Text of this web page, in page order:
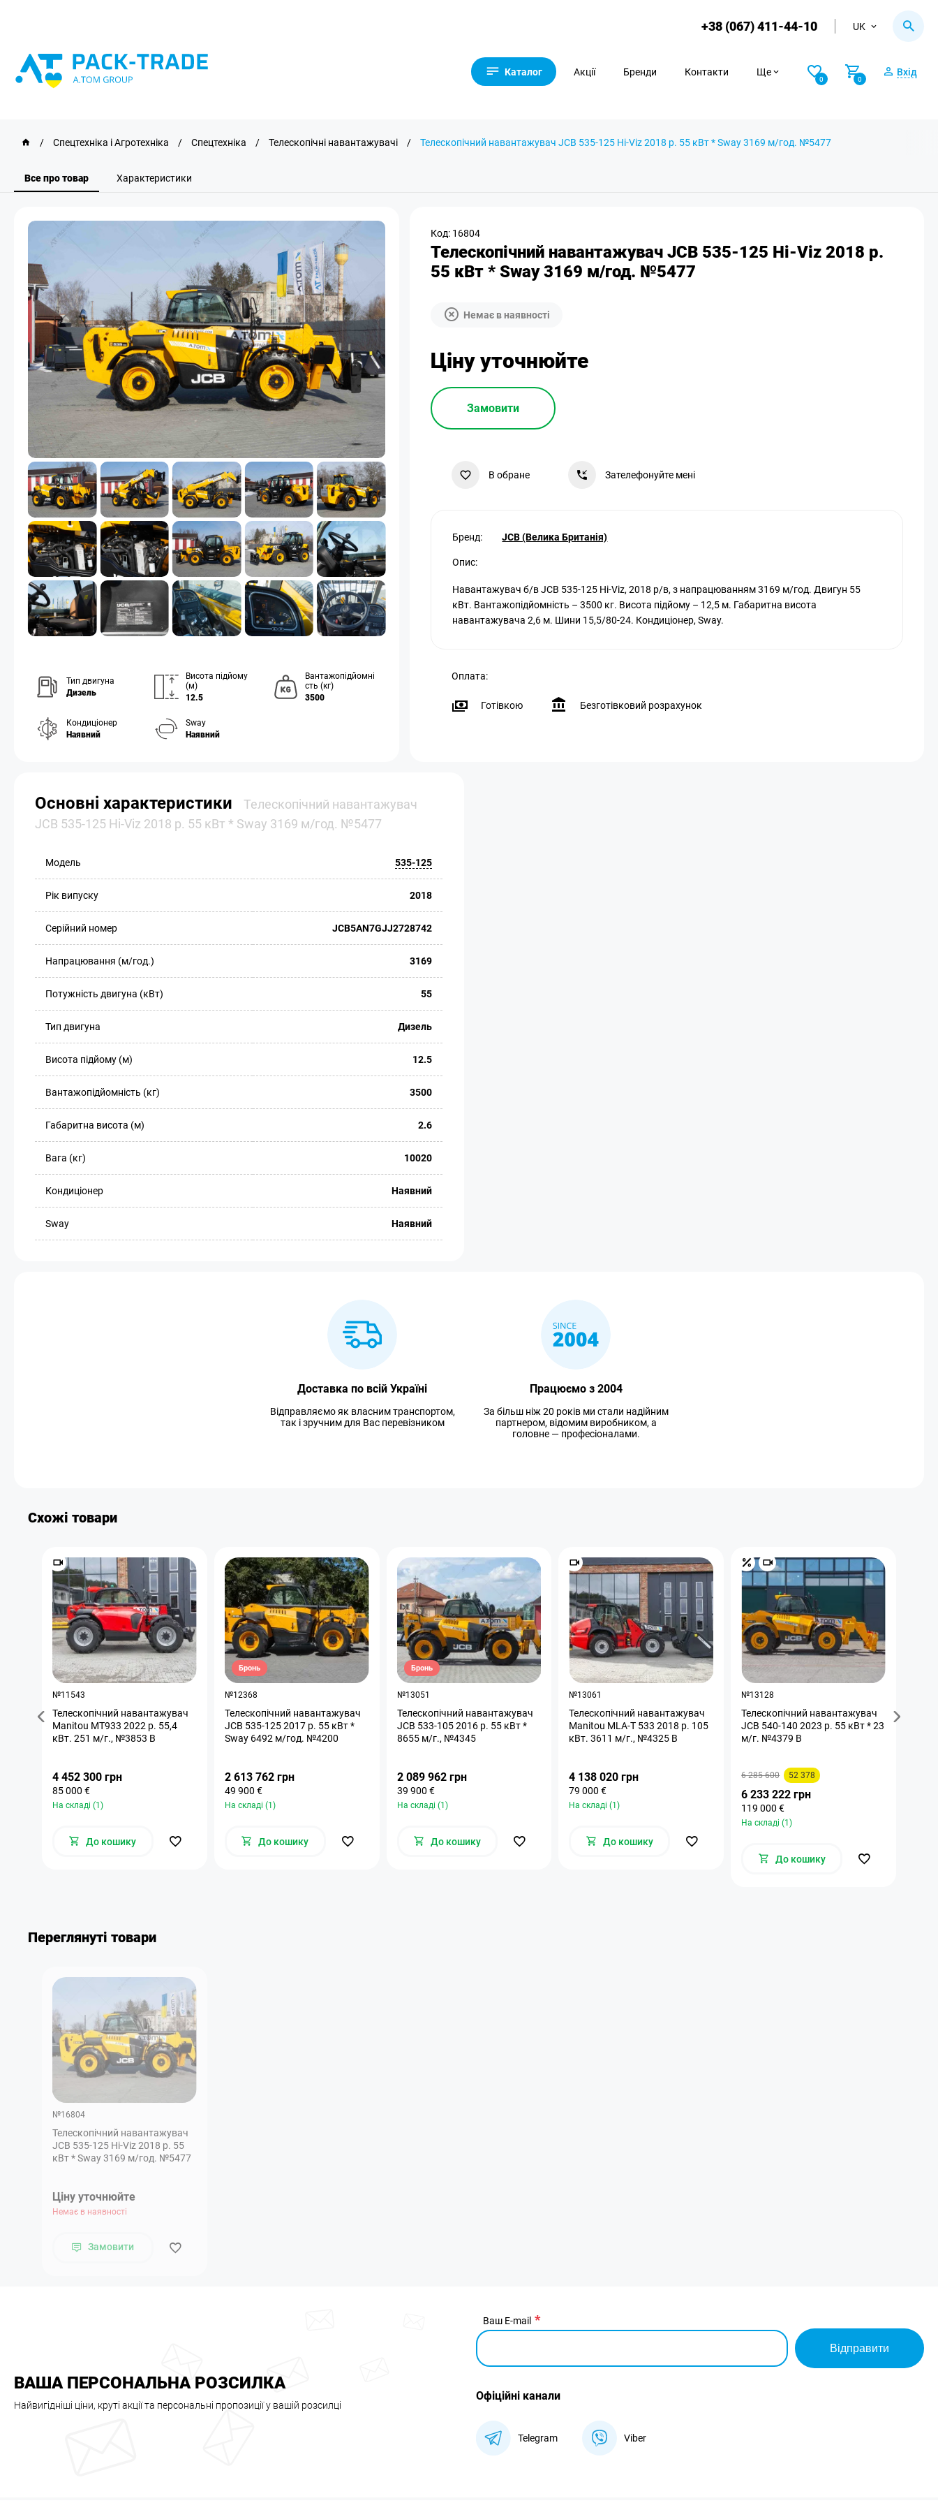
+38 (067) 411-44-10 UK
Каталог Акції Бренди Контакти Ще
0 0
Вхід
/ Спецтехніка і Агротехніка / Спецтехніка / Телескопічні навантажувачі / Телескопічний навантажувач JCB 535-125 Hi-Viz 2018 р. 55 кВт * Sway 3169 м/год. №5477
Все про товар Характеристики
Тип двигуна
Дизель
Висота підйому
(м)
12.5
Вантажопідйомні
сть (кг)
3500
Кондиціонер
Наявний
Sway
Наявний
Код: 16804
Телескопічний навантажувач JCB 535-125 Hi-Viz 2018 р.
55 кВт * Sway 3169 м/год. №5477
Немає в наявності
Ціну уточнюйте
Замовити
В обране Зателефонуйте мені
Бренд: JCB (Велика Британія)
Опис:
Навантажувач б/в JCB 535-125 Hi-Viz, 2018 р/в, з напрацюванням 3169 м/год. Двигун 55
кВт. Вантажопідйомність – 3500 кг. Висота підйому – 12,5 м. Габаритна висота
навантажувача 2,6 м. Шини 15,5/80-24. Кондиціонер, Sway.
Оплата:
Готівкою Безготівковий розрахунок
Основні характеристики
Телескопічний навантажувач
JCB 535-125 Hi-Viz 2018 р. 55 кВт * Sway 3169 м/год. №5477
Модель 535-125
Рік випуску 2018
Серійний номер JCB5AN7GJJ2728742
Напрацювання (м/год.) 3169
Потужність двигуна (кВт) 55
Тип двигуна Дизель
Висота підйому (м) 12.5
Вантажопідйомність (кг) 3500
Габаритна висота (м) 2.6
Вага (кг) 10020
Кондиціонер Наявний
Sway Наявний
Доставка по всій Україні
Відправляємо як власним транспортом,
так і зручним для Вас перевізником
Працюємо з 2004
За більш ніж 20 років ми стали надійним
партнером, відомим виробником, а
головне — професіоналами.
Схожі товари
№11543
Телескопічний навантажувач
Manitou MT933 2022 р. 55,4
кВт. 251 м/г., №3853 B
4 452 300 грн
85 000 €
На складі (1)
До кошику
Бронь
№12368
Телескопічний навантажувач
JCB 535-125 2017 р. 55 кВт *
Sway 6492 м/год. №4200
2 613 762 грн
49 900 €
На складі (1)
До кошику
Бронь
№13051
Телескопічний навантажувач
JCB 533-105 2016 р. 55 кВт *
8655 м/г., №4345
2 089 962 грн
39 900 €
На складі (1)
До кошику
№13061
Телескопічний навантажувач
Manitou MLA-T 533 2018 р. 105
кВт. 3611 м/г., №4325 B
4 138 020 грн
79 000 €
На складі (1)
До кошику
№13128
Телескопічний навантажувач
JCB 540-140 2023 р. 55 кВт * 23
м/г. №4379 B
6 285 600 52 378
6 233 222 грн
119 000 €
На складі (1)
До кошику
Переглянуті товари
№16804
Телескопічний навантажувач
JCB 535-125 Hi-Viz 2018 р. 55
кВт * Sway 3169 м/год. №5477
Ціну уточнюйте
Немає в наявності
Замовити
ВАША ПЕРСОНАЛЬНА РОЗСИЛКА
Найвигідніші ціни, круті акції та персональні пропозиції у вашій розсилці
Ваш E-mail
Відправити
Офіційні канали
Telegram Viber